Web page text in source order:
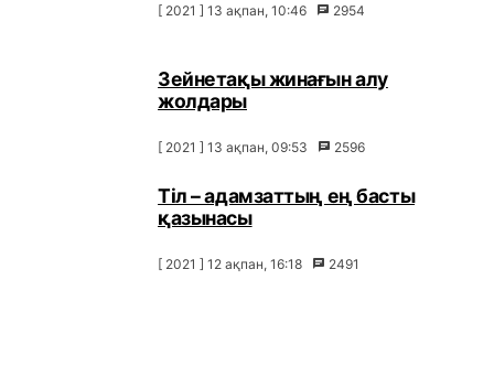
[ 2021 ] 13 ақпан, 10:46 2954
Зейнетақы жинағын алу
жолдары
[ 2021 ] 13 ақпан, 09:53 2596
Тіл – адамзаттың ең басты
қазынасы
[ 2021 ] 12 ақпан, 16:18 2491